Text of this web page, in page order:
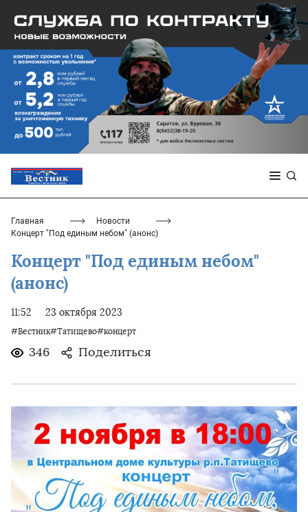
Главная
Новости
Концерт "Под единым небом" (анонс)
Концерт "Под единым небом"
(анонс)
11:52 23 октября 2023
#Вестник#Татищево#концерт
346 Поделиться